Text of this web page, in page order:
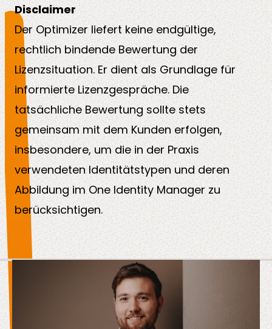
Disclaimer
Der Optimizer liefert keine endgültige,
rechtlich bindende Bewertung der
Lizenzsituation. Er dient als Grundlage für
informierte Lizenzgespräche. Die
tatsächliche Bewertung sollte stets
gemeinsam mit dem Kunden erfolgen,
insbesondere, um die in der Praxis
verwendeten Identitätstypen und deren
Abbildung im One Identity Manager zu
berücksichtigen.